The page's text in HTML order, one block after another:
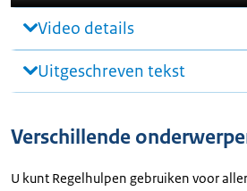
Video details
Uitgeschreven tekst
Verschillende
U kunt Regelhulpen gebruiken voor